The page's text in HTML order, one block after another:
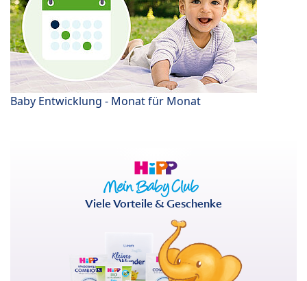
Baby Entwicklung - Monat für Monat
Viele Vorteile & Geschenke